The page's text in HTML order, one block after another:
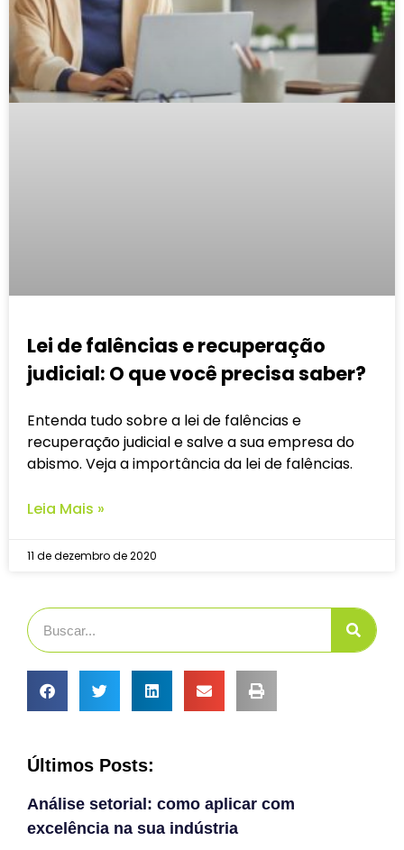
Lei de falências e recuperação
judicial: O que você precisa saber?
Entenda tudo sobre a lei de falências e
recuperação judicial e salve a sua empresa do
abismo. Veja a importância da lei de falências.
Leia Mais »
11 de dezembro de 2020
Últimos Posts:
Análise setorial: como aplicar com
excelência na sua indústria